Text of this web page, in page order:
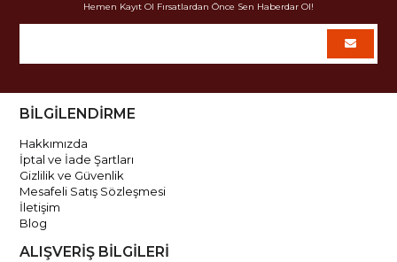
Hemen Kayıt Ol Fırsatlardan Önce Sen Haberdar Ol!
BİLGİLENDİRME
Hakkımızda
İptal ve İade Şartları
Gizlilik ve Güvenlik
Mesafeli Satış Sözleşmesi
İletişim
Blog
ALIŞVERİŞ BİLGİLERİ